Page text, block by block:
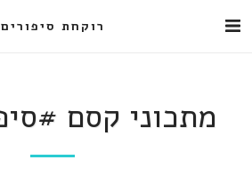
רוקחת סיפורים
מתכוני קסם